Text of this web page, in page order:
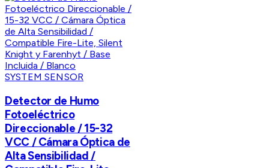
SYSTEM SENSOR
Detector de Humo
Fotoeléctrico
Direccionable / 15-32
VCC / Cámara Óptica de
Alta Sensibilidad /